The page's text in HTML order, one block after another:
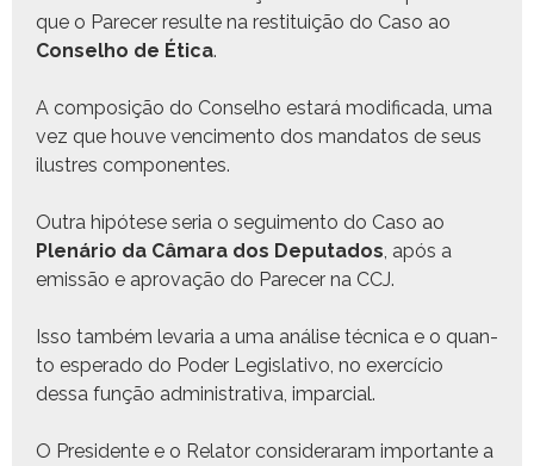
que o Pare­cer resulte na resti­tu­ição do Caso ao
Con­sel­ho de Éti­ca.
A com­posição do Con­sel­ho estará mod­i­fi­ca­da, uma
vez que hou­ve venci­men­to dos mandatos de seus
ilus­tres componentes.
Out­ra hipótese seria o segui­men­to do Caso ao
Plenário da Câmara dos Dep­uta­dos , após a
emis­são e aprovação do Pare­cer na CCJ.
Isso tam­bém levaria a uma análise téc­ni­ca e o quan­
to esper­a­do do Poder Leg­isla­ti­vo, no exer­cí­cio
dessa função admin­is­tra­ti­va, imparcial.
O Pres­i­dente e o Rela­tor con­sid­er­aram impor­tante a